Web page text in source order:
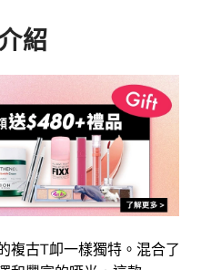
紹
複古T卹一樣獨特。混合了